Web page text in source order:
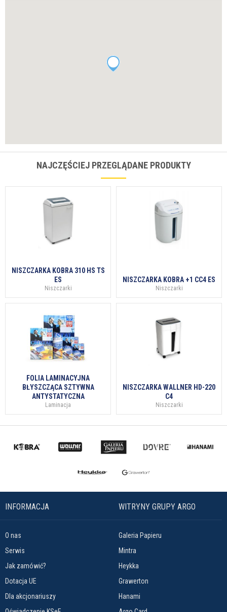
NAJCZĘŚCIEJ PRZEGLĄDANE PRODUKTY
NISZCZARKA KOBRA 310 HS TS
ES
Niszczarki
NISZCZARKA KOBRA +1 CC4 ES
Niszczarki
FOLIA LAMINACYJNA
BŁYSZCZĄCA SZTYWNA
ANTYSTATYCZNA
Laminacja
NISZCZARKA WALLNER HD-220
C4
Niszczarki
INFORMACJA
O nas
Serwis
Jak zamówić?
Dotacja UE
Dla akcjonariuszy
WITRYNY GRUPY ARGO
Galeria Papieru
Mintra
Heykka
Grawerton
Hanami